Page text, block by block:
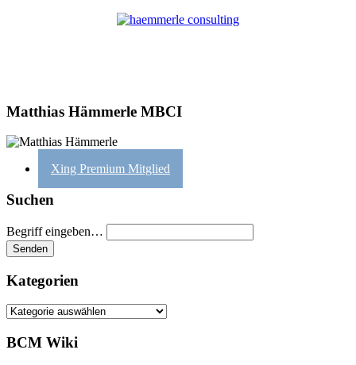
Matthias Hämmerle MBCI
Xing Premium Mitglied
Suchen
Begriff eingeben…
Kategorien
Kategorien
BCM Wiki